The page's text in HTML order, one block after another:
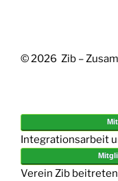
© 2026 Zib –
Integrationsarbeit
Verein Zib beitreten